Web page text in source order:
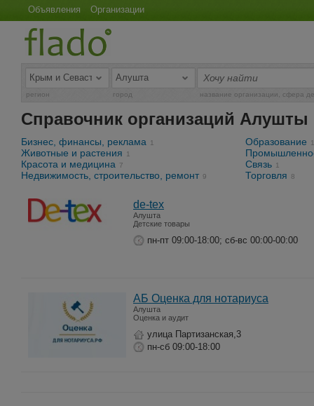
Объявления Организации
регион город название организации, сфера
Справочник организаций Алушты
Бизнес, финансы, реклама 1
Животные и растения 1
Красота и медицина 7
Недвижимость, строительство, ремонт 9
Образование 1
Связь 1
Торговля 8
de-tex
Алушта
Детские товары
пн-пт 09:00-18:00; сб-вс 00:00-00:00
АБ Оценка для нотариуса
Алушта
Оценка и аудит
улица Партизанская,3
пн-сб 09:00-18:00